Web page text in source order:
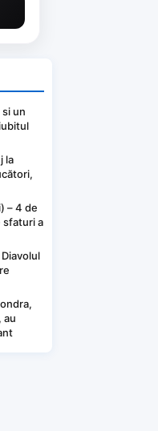
un
la
– 4 de
sfaturi a
au